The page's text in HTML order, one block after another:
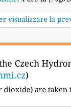
visualizzare la
Czech
)
dioxide) are taken